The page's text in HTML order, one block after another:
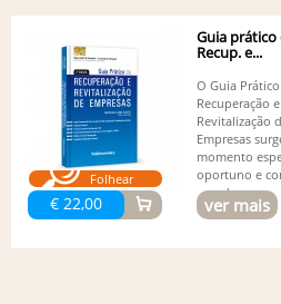
Folhear
€ 22,00
Guia prático
Recup. e...
O Guia
Recuperação e
Revitalização
Empresas
momento
oportuno e
grande...
ver mais